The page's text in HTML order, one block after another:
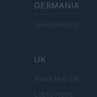
GERMANIA
Investieren24
UK
News Hub UK
Lgbtq News